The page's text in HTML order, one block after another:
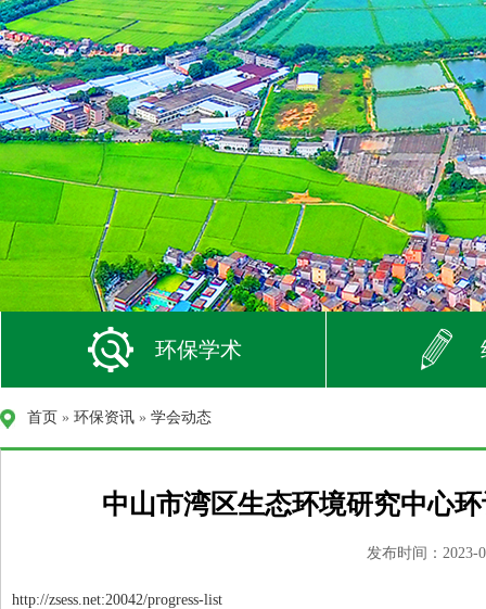
环保学术
首页 » 环保资讯 » 学会动态
中山市湾区生态环境研究中心
发布时间：2023-
http://zsess.net:20042/progress-list